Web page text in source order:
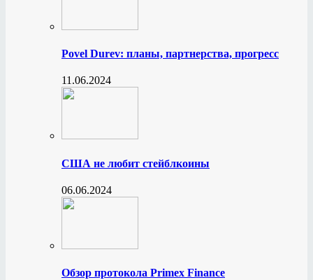
Povel Durev: планы, партнерства, прогресс
11.06.2024
США не любит стейблкоины
06.06.2024
Обзор протокола Primex Finance